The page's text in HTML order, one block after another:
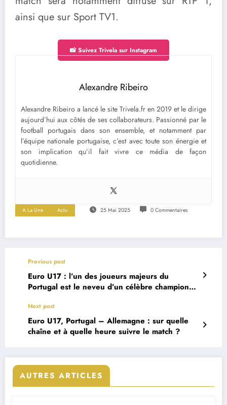
ainsi que sur Sport TV1.
📸 Suivez Trivela sur Instagram
Alexandre Ribeiro
Alexandre Ribeiro a lancé le site Trivela.fr en 2019 et le dirige
aujourd’hui aux côtés de ses collaborateurs. Passionné par le
football portugais dans son ensemble, et notamment par
l’équipe nationale portugaise, c’est avec toute son énergie et
son implication qu’il fait vivre ce média de façon
quotidienne.
A La Une Actu 25 Mai 2025 0 Commentaires
Previous post
Euro U17 : l’un des joueurs majeurs du
Portugal est le neveu d’un célèbre champion
Next post
Euro U17, Portugal – Allemagne : sur quelle
chaîne et à quelle heure suivre le match ?
AUTRES ARTICLES